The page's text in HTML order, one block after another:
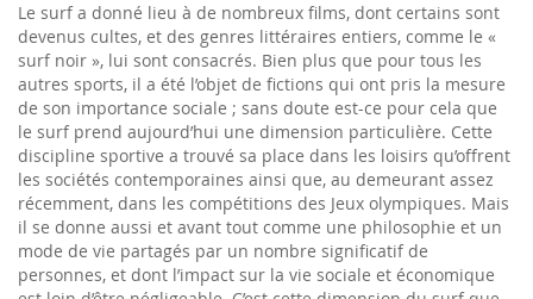
Le surf a donné lieu à de nombreux films, dont certains sont
devenus cultes, et des genres littéraires entiers, comme le «
surf noir », lui sont consacrés. Bien plus que pour tous les
autres sports, il a été l’objet de fictions qui ont pris la mesure
de son importance sociale ; sans doute est-ce pour cela que
le surf prend aujourd’hui une dimension particulière. Cette
discipline sportive a trouvé sa place dans les loisirs qu’offrent
les sociétés contemporaines ainsi que, au demeurant assez
récemment, dans les compétitions des Jeux olympiques. Mais
il se donne aussi et avant tout comme une philosophie et un
mode de vie partagés par un nombre significatif de
personnes, et dont l’impact sur la vie sociale et économique